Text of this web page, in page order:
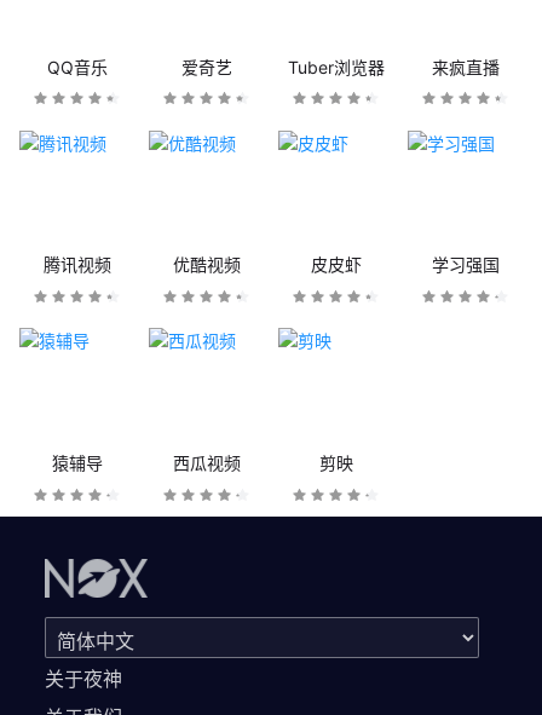
QQ音乐 爱奇艺 Tuber浏览器 来疯直播
腾讯视频 优酷视频 皮皮虾 学习强国
猿辅导 西瓜视频 剪映
关于夜神